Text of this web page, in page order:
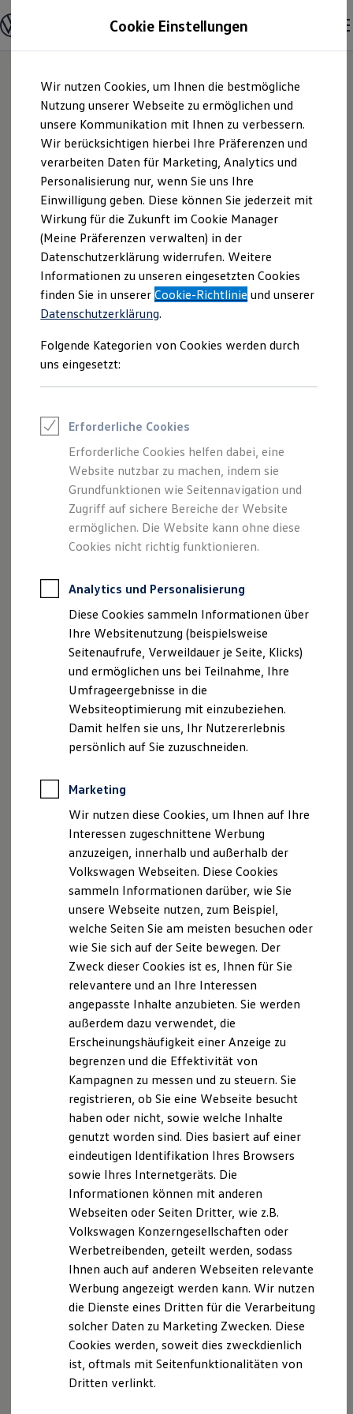
Hauptinhalt
springen
Footer
springen
Modelle und Konfigurator
Konfigurator
Modelle vergleichen
Elektroautos
ENERGY Sondermodelle
Nutzfahrzeuge
SUV und CUV
Familienautos
Kombis
Kompaktwagen
Sportwagen
Schnell verfügbare Fahrzeuge
Angebote und Produkte
Aktuelle Angebote
E-Auto-Förderung
Volkswagen Marktplatz
Die ENERGY Sondermodelle
Junge Gebrauchtwagen und Gebrauchtwagen
Volkswagen Zertifizierte Gebrauchtwagen
Elektromobilität bei Gebrauchtwagen
Saisonangebote
Reifenpakete
Leasing
Leasing-Angebote
Elektroauto Leasing
Kleinwagen-Leasing
Leasing ohne Anzahlung
Finanzierung
Autokredit mit Schlussrate
Versicherungen und Garantien
Kfz-Versicherung
Restschuldversicherungen
Garantien
Professional Class bei Volkswagen
Behörden
Direktkunden
Sonderfahrzeuge
Anpfiff zum Gewinn
Elektromobilität
Elektroautos
ID. Tutorials
Elektrofahrzeugkonzepte
ID. EVERY1
Reichweite
Rekuperation
Laden unterwegs
Laden Zuhause
Ladestationen finden
Ladezeitensimulator
Batterie
Sicherheit
Nachhaltigkeit
Technologie
Kosten und Kauf
Kaufoptionen
E-Auto-Förderung
Software und Konnektivität
Die ID. Software 6
ID. Software Versionen und Updates
Digitale Extras
Schnittstellen zu Ihrem ID.
Hybridautos
Marke und Erlebnis
Volkswagen R und R Experience
R-Modelle
R Experience
Driving Experience
Volkswagen entdecken
Werkbesichtigung
Lifestyle Shop
T-Roc Kollektion
Golf Kollektion
ID. Kollektion
Volkswagen Kollektion
R-Kollektion
GTI Kollektion
Fußball Drop
we drive football
#wedriveproud
Besitzer und Service
Software Updates
Service und Ersatzteile
Auto Müller & Sohn
oHG | Impressum &
Rechtliches
Hier finden Sie Informationen über uns
(Auto Müller & Sohn oHG) als
verantwortlichen Anbieter von Inhalten
und Angeboten, die auf dieser Website
speziell aufgeführt sind.
Impressum
Datenschutzerklärung
Impressum
Geschäftsführer: Jens Müller / Marie Müller
Altgomlitz 15
01108 Dresden
Telefon: 035188482-0
Fax: 035188482-22
E-Mail:automueller@automueller-dresden.de
Umsatzsteueridentifikationsnummer DE 173747920
Registergericht + Handelsregister: Amtsgericht
Dresden HRA 228
Wir sind zur Teilnahme an einem
Verbraucherschlichtungsstelle bereit:
Allgemeine Verbraucherschlichtungsstelle des
Zentrums für Schlichtung e.V.
Straßburger Straße 8
77694 Kehl am Rhein
http://www.verbraucher-schlichter.de
Datenschutzerklärung
Vorwort zum Dokument
A. Verantwortlicher
Wir freuen uns, dass Sie unsere Webseite der Auto
Müller & Sohn oHG, Altgomlitz 15, 01108 Dresden,
Tel +49-351-884820, automueller-automueller-
dresden.de besuchen. Im Folgenden informieren wir
Sie über die Verarbeitung Ihrer personenbezogenen
Daten durch uns im Zusammenhang mit Ihrem
Besuch unserer Webseite.
B. Verarbeitung Ihrer personenbezogenen Daten
Unsere Webseite bietet Ihnen verschiedene
Angebote, die wir Ihnen in Bezug auf dabei durch uns
verarbeitete personenbezogene Daten im Folgenden
näher erläutern möchten. Bei der Datenverarbeitung
im Zusammenhang mit unserer Webseite unterstützt
uns die Volkswagen Deutschland GmbH und Co. KG als
Auftragsverarbeiter. Die Volkswagen Deutschland
Cookie Einstellungen
Wir nutzen Cookies, um Ihnen die bestmögliche
Nutzung unserer Webseite zu ermöglichen und
unsere Kommunikation mit Ihnen zu verbessern.
Wir berücksichtigen hierbei Ihre Präferenzen und
verarbeiten Daten für Marketing, Analytics und
Personalisierung nur, wenn Sie uns Ihre
Einwilligung geben. Diese können Sie jederzeit mit
Wirkung für die Zukunft im Cookie Manager
(Meine Präferenzen verwalten) in der
Datenschutzerklärung widerrufen. Weitere
Informationen zu unseren eingesetzten Cookies
finden Sie in unsererCookie-Richtlinie und unserer
Datenschutzerklärung.
Folgende Kategorien von Cookies werden durch
uns eingesetzt:
Erforderliche Cookies
Erforderliche Cookies helfen dabei, eine
Website nutzbar zu machen, indem sie
Grundfunktionen wie Seitennavigation und
Zugriff auf sichere Bereiche der Website
ermöglichen. Die Website kann ohne diese
Cookies nicht richtig funktionieren.
Analytics und Personalisierung
Diese Cookies sammeln Informationen über
Ihre Websitenutzung (beispielsweise
Seitenaufrufe, Verweildauer je Seite, Klicks)
und ermöglichen uns bei Teilnahme, Ihre
Umfrageergebnisse in die
Websiteoptimierung mit einzubeziehen.
Damit helfen sie uns, Ihr Nutzererlebnis
persönlich auf Sie zuzuschneiden.
Marketing
Wir nutzen diese Cookies, um Ihnen auf Ihre
Interessen zugeschnittene Werbung
anzuzeigen, innerhalb und außerhalb der
Volkswagen Webseiten. Diese Cookies
sammeln Informationen darüber, wie Sie
unsere Webseite nutzen, zum Beispiel,
welche Seiten Sie am meisten besuchen oder
wie Sie sich auf der Seite bewegen. Der
Zweck dieser Cookies ist es, Ihnen für Sie
relevantere und an Ihre Interessen
angepasste Inhalte anzubieten. Sie werden
außerdem dazu verwendet, die
Erscheinungshäufigkeit einer Anzeige zu
begrenzen und die Effektivität von
Kampagnen zu messen und zu steuern. Sie
registrieren, ob Sie eine Webseite besucht
haben oder nicht, sowie welche Inhalte
genutzt worden sind. Dies basiert auf einer
eindeutigen Identifikation Ihres Browsers
sowie Ihres Internetgeräts. Die
Informationen können mit anderen
Webseiten oder Seiten Dritter, wie z.B.
Volkswagen Konzerngesellschaften oder
Werbetreibenden, geteilt werden, sodass
Ihnen auch auf anderen Webseiten relevante
Werbung angezeigt werden kann. Wir nutzen
die Dienste eines Dritten für die Verarbeitung
solcher Daten zu Marketing Zwecken. Diese
Cookies werden, soweit dies zweckdienlich
ist, oftmals mit Seitenfunktionalitäten von
Dritten verlinkt.